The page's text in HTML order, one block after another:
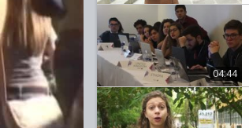
04:44